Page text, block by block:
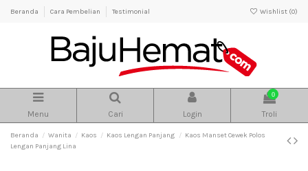
Beranda Cara Pembelian Testimonial Wishlist (0)
Menu Cari Login
0
Troli
Beranda Wanita Kaos Kaos Lengan Panjang
Kaos Manset Cewek Polos
Lengan Panjang Lina